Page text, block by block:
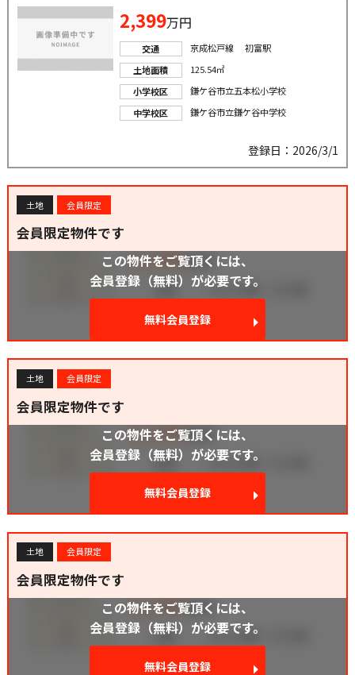
2,399万円
交通
京成松戸線 初富駅
土地面積
125.54㎡
小学校区
鎌ケ谷市立五本松小学校
中学校区
鎌ケ谷市立鎌ケ谷中学校
登録日：2026/3/1
土地 会員限定
会員限定物件です
この物件をご覧頂くには、
会員登録（無料）が必要です。
無料会員登録
土地 会員限定
会員限定物件です
この物件をご覧頂くには、
会員登録（無料）が必要です。
無料会員登録
土地 会員限定
会員限定物件です
この物件をご覧頂くには、
会員登録（無料）が必要です。
無料会員登録